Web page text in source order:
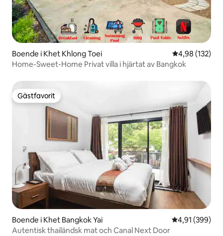
Boende i Khet Khlong Toei 4,98 av 5 i
4,98 (132)
Home-Sweet-Home Privat villa i hjärtat av Bangkok
Gästfavorit
Gästfavorit
Boende i Khet Bangkok Yai 4,91 av 5 i
4,91 (399)
Autentisk thailändsk mat och Canal Next Door